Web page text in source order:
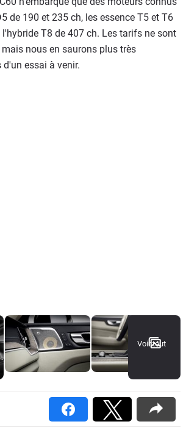
de 190 et 235 ch, les essence T5 et T6
T8 de 407 ch. Les tarifs ne sont
nous en saurons plus très
essai à venir.
Voir tout